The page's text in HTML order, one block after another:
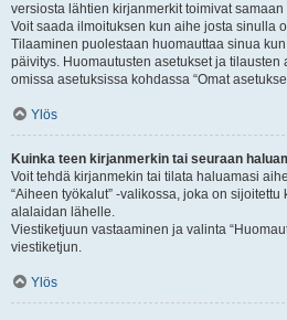
versiosta lähtien kirjanmerkit toimivat
Voit saada ilmoituksen kun aihe josta sinulla
Tilaaminen puolestaan huomauttaa sinua
päivitys. Huomautusten asetukset ja tilausten
omissa asetuksissa kohdassa “Omat
Ylös
Kuinka teen kirjanmerkin tai seuraan
Voit tehdä kirjanmekin tai tilata haluamasi
“Aiheen työkalut” -valikossa, joka on
alalaidan lähelle.
Viestiketjuun vastaaminen ja valinta
viestiketjun.
Ylös